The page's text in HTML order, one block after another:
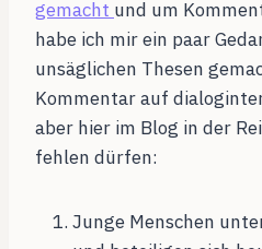
gemacht und um
habe ich mir ein paar
unsäglichen Thesen
Kommentar auf
aber hier im Blog in der
fehlen dürfen:
Junge Menschen